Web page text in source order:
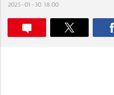
2025-01-30 18:00